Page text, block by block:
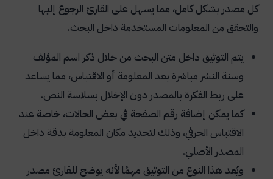
كل مصدر بشكل كامل، مما يسهل على القارئ الرجوع إليها
والتحقق من المعلومات المستخدمة داخل البحث.
يتم التوثيق داخل متن البحث من خلال ذكر اسم المؤلف
وسنة النشر مباشرة بعد المعلومة أو الاقتباس، مما يساعد
على ربط الفكرة بالمصدر دون الإخلال بسلاسة النص.
كما يمكن إضافة رقم الصفحة في بعض الحالات، خاصة عند
الاقتباس الحرفي، وذلك لتحديد مكان المعلومة بدقة داخل
المصدر الأصلي.
ويُعد هذا النوع من التوثيق مهمًا لأنه يوضح للقارئ مصدر